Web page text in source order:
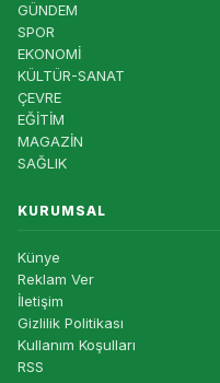
GÜNDEM
SPOR
EKONOMİ
KÜLTÜR-SANAT
ÇEVRE
EĞİTİM
MAGAZİN
SAĞLIK
KURUMSAL
Künye
Reklam Ver
İletişim
Gizlilik Politikası
Kullanım Koşulları
RSS